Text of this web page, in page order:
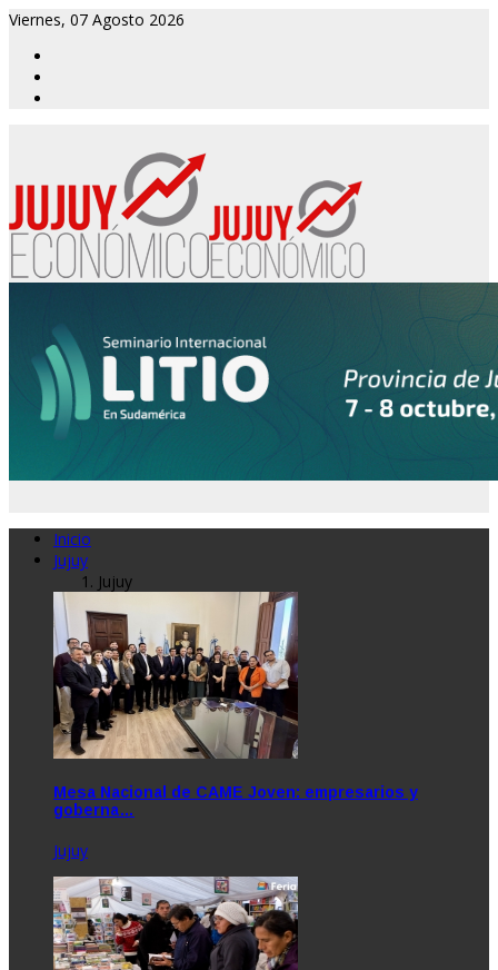
Viernes, 07 Agosto 2026
Inicio
Jujuy
Jujuy
Mesa Nacional de CAME Joven: empresarios y
goberna…
Jujuy